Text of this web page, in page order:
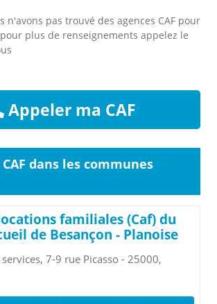
n'avons pas trouvé des agences CAF pour
plus de renseignements appelez le
Appeler ma CAF
dans les communes
familiales (Caf) du
de Besançon - Planoise
7-9 rue Picasso - 25000,